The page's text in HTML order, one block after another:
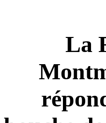
La